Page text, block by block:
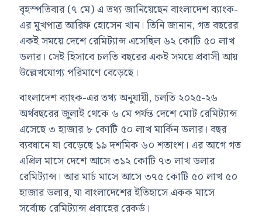
বৃহস্পতিবার (৭ মে) এ তথ্য জানিয়েছেনবাংলাদেশ ব্যাংক-
এর মুখপাত্রআরিফ হোসেন খান। তিনি জানান, গত বছরের
একই সময়ে দেশে রেমিট্যান্স এসেছিল ৬২ কোটি ৫০ লাখ
ডলার। সেই হিসাবে চলতি বছরের একই সময়ে প্রবাসী আয়
উল্লেখযোগ্য পরিমাণে বেড়েছে।
বাংলাদেশ ব্যাংক-এর তথ্য অনুযায়ী, চলতি ২০২৫-২৬
অর্থবছরের জুলাই থেকে ৬ মে পর্যন্ত দেশে মোট রেমিট্যান্স
এসেছে ৩ হাজার ৮ কোটি ৫০ লাখ মার্কিন ডলার। বছর
ব্যবধানে যা বেড়েছে ১৯ দশমিক ৬০ শতাংশ। এর আগে গত
এপ্রিল মাসে দেশে আসে ৩১২ কোটি ৭৩ লাখ ডলার
রেমিট্যান্স। আর মার্চ মাসে আসে ৩৭৫ কোটি ৫০ লাখ ৫০
হাজার ডলার, যা বাংলাদেশের ইতিহাসে একক মাসে
সর্বোচ্চ রেমিট্যান্স প্রবাহের রেকর্ড।